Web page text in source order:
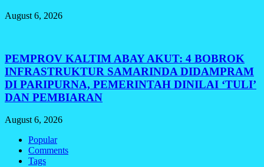
August 6, 2026
PEMPROV KALTIM ABAY AKUT: 4 BOBROK
INFRASTRUKTUR SAMARINDA DIDAMPRAM
DI PARIPURNA, PEMERINTAH DINILAI ‘TULI’
DAN PEMBIARAN
August 6, 2026
Popular
Comments
Tags